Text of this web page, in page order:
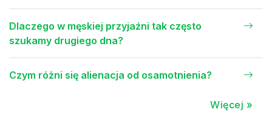
Dlaczego w męskiej przyjaźni tak często
szukamy drugiego dna?
Czym różni się alienacja od osamotnienia?
Więcej »